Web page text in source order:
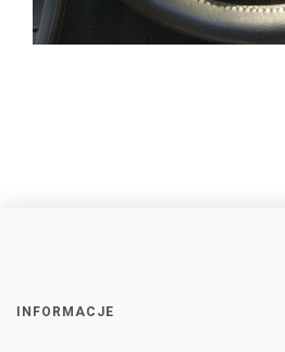
INFORMACJE